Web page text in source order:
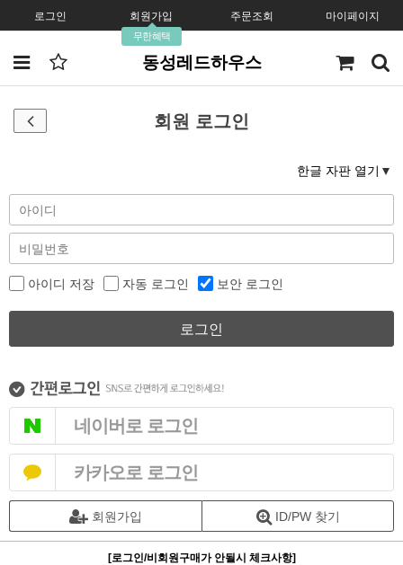
로그인 회원가입
무한혜택
주문조회 마이페이지
동성레드하우스
회원 로그인
한글 자판 열기
아이디 저장 자동 로그인 보안 로그인
로그인
네이버로 로그인
카카오로 로그인
회원가입 ID/PW 찾기
[로그인/비회원구매가 안될시 체크사항]